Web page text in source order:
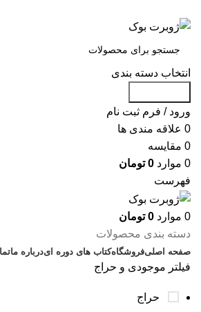
انتخاب دسته بندی
ورود / فرم ثبت نام
0 علاقه مندی ها
0 مقایسه
0 موارد 0 تومان
فهرست
0 موارد 0 تومان
دسته بندی محصولات
صفحه اصلیفروشگاهکتاب های دوره ایدرباره ما
فیلتر موجودی و حراج
حراج